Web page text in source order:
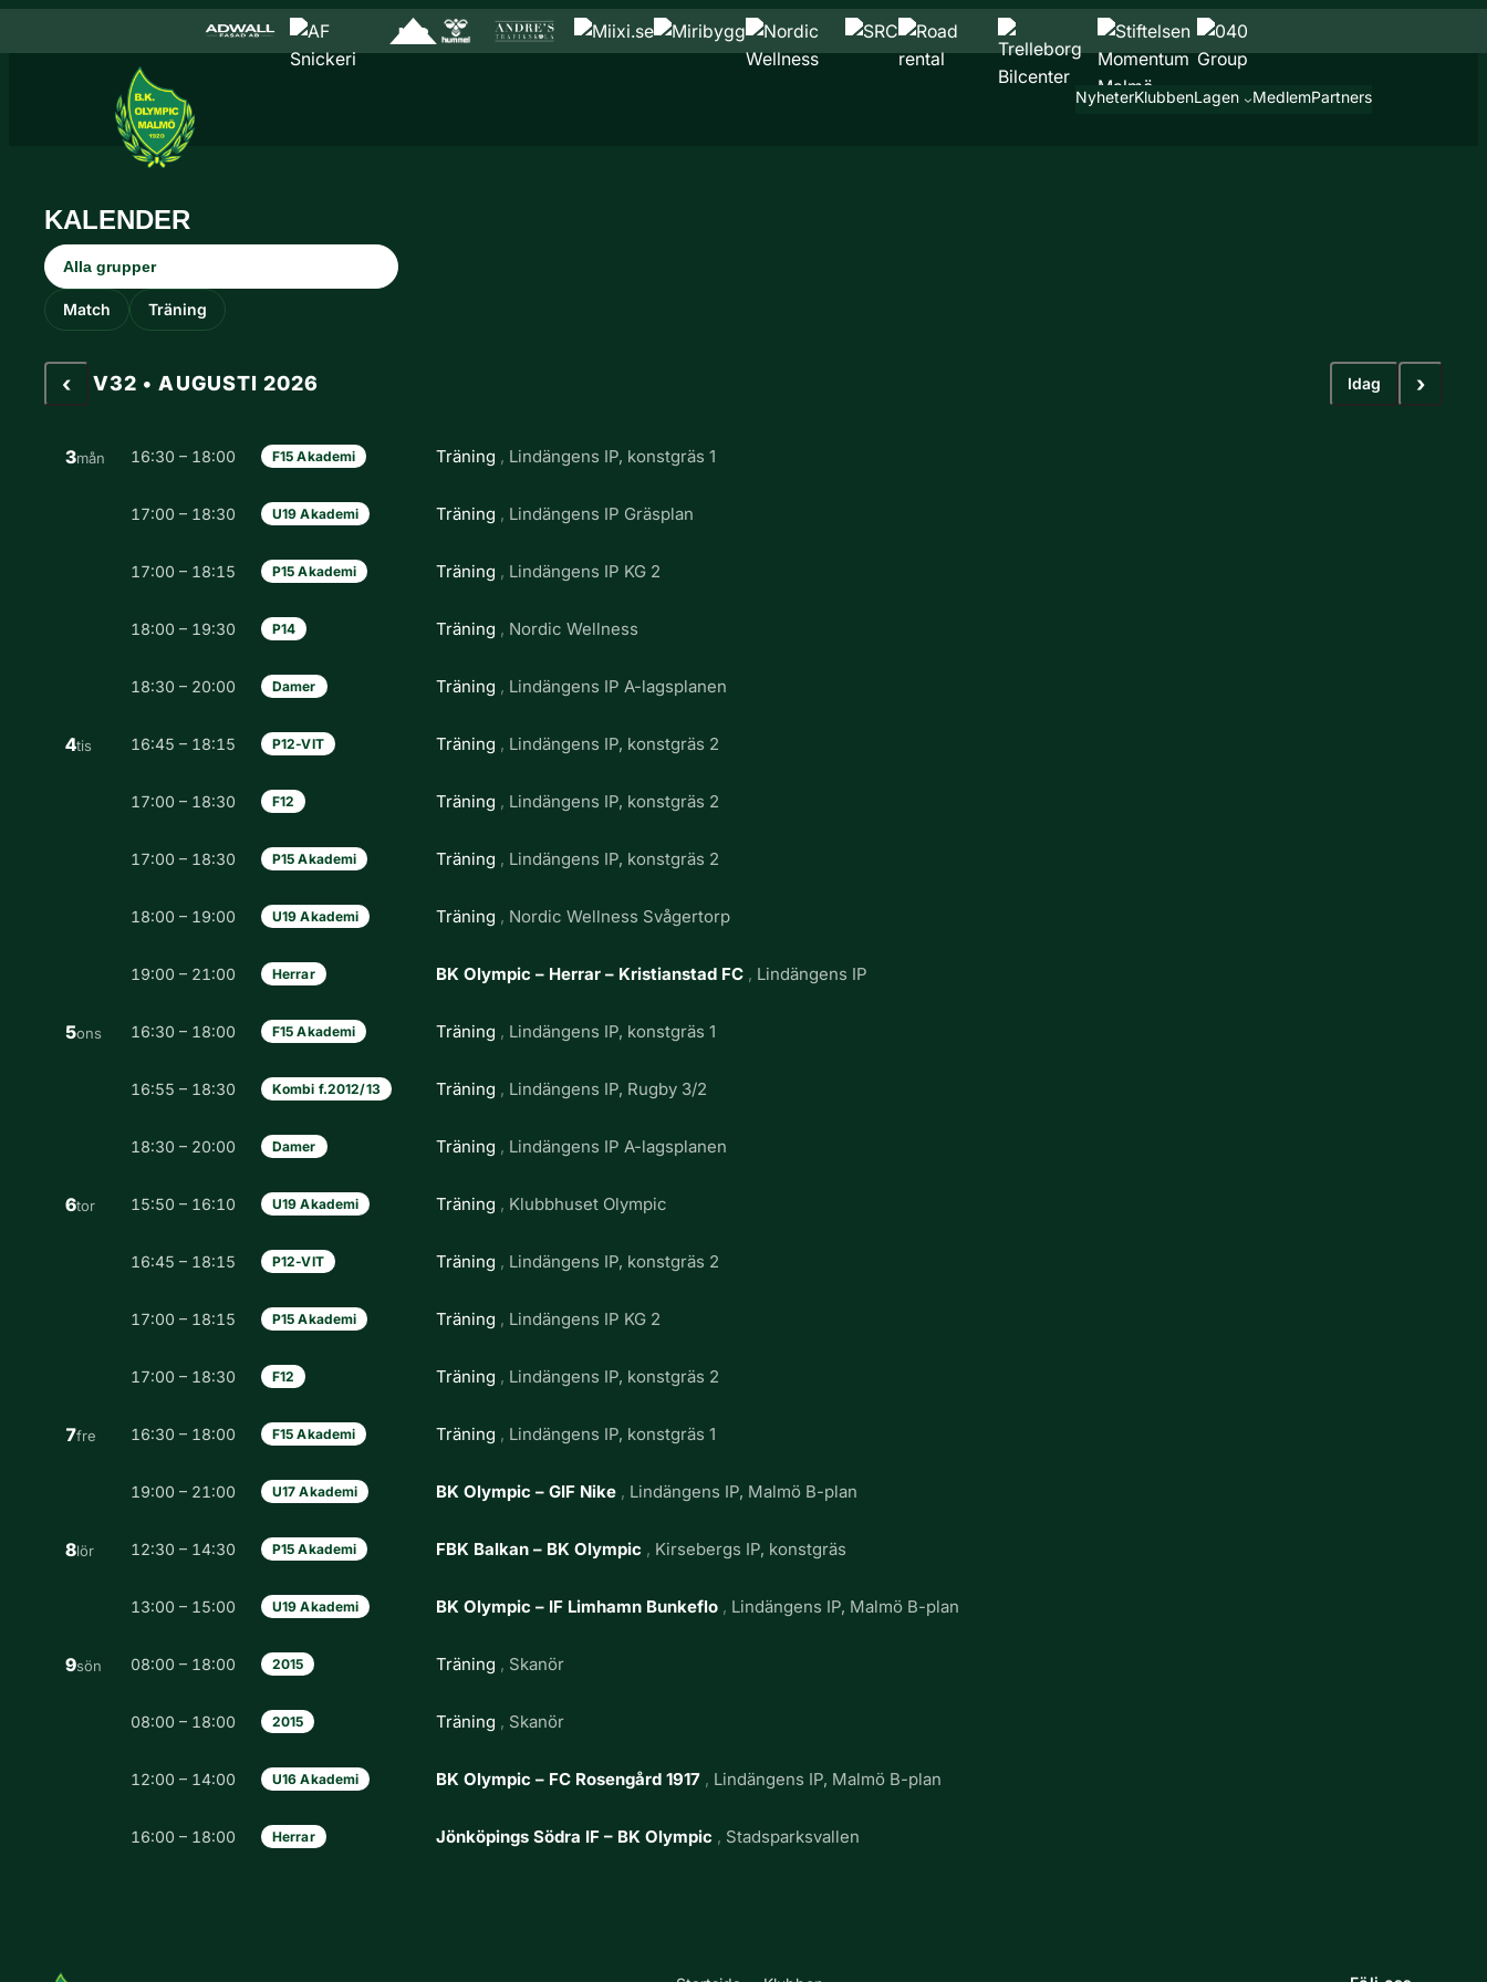
till
NyheterKlubbenLagen MedlemPartners
KALENDER
Grupp
Aktivitetstyp
Match Träning
‹ V32 • AUGUSTI 2026 Idag ›
3mån 16:30 – 18:00 F15 Akademi Träning Lindängens IP, konstgräs 1
17:00 – 18:30 U19 Akademi Träning Lindängens IP Gräsplan
17:00 – 18:15 P15 Akademi Träning Lindängens IP KG 2
18:00 – 19:30 P14 Träning Nordic Wellness
18:30 – 20:00 Damer Träning Lindängens IP A-lagsplanen
4tis 16:45 – 18:15 P12-VIT Träning Lindängens IP, konstgräs 2
17:00 – 18:30 F12 Träning Lindängens IP, konstgräs 2
17:00 – 18:30 P15 Akademi Träning Lindängens IP, konstgräs 2
18:00 – 19:00 U19 Akademi Träning Nordic Wellness Svågertorp
19:00 – 21:00 Herrar BK Olympic – Herrar – Kristianstad FC Lindängens IP
5ons 16:30 – 18:00 F15 Akademi Träning Lindängens IP, konstgräs 1
16:55 – 18:30 Kombi f.2012/13 Träning Lindängens IP, Rugby 3/2
18:30 – 20:00 Damer Träning Lindängens IP A-lagsplanen
6tor 15:50 – 16:10 U19 Akademi Träning Klubbhuset Olympic
16:45 – 18:15 P12-VIT Träning Lindängens IP, konstgräs 2
17:00 – 18:15 P15 Akademi Träning Lindängens IP KG 2
17:00 – 18:30 F12 Träning Lindängens IP, konstgräs 2
7fre 16:30 – 18:00 F15 Akademi Träning Lindängens IP, konstgräs 1
19:00 – 21:00 U17 Akademi BK Olympic – GIF Nike Lindängens IP, Malmö B-plan
8lör 12:30 – 14:30 P15 Akademi FBK Balkan – BK Olympic Kirsebergs IP, konstgräs
13:00 – 15:00 U19 Akademi BK Olympic – IF Limhamn Bunkeflo Lindängens IP, Malmö B-plan
9sön 08:00 – 18:00 2015 Träning Skanör
08:00 – 18:00 2015 Träning Skanör
12:00 – 14:00 U16 Akademi BK Olympic – FC Rosengård 1917 Lindängens IP, Malmö B-plan
16:00 – 18:00 Herrar Jönköpings Södra IF – BK Olympic Stadsparksvallen